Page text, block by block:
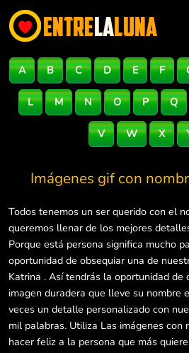
A B C D E F
L M N O P Q
V W X
Imágenes gif con
Todos tenemos un ser querido con el
queremos llenar de los mejores
Porque está persona significa mucho
oportunidad de obsequiar una de
Katrina . Así tendrás la oportunidad de
imagen duradera que lleve su nombre
veces un detalle personalizado con
mil palabras. Utiliza Las imágenes con
hacer feliz a la persona que más